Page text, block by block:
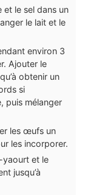
et le sel dans un
le lait et le
environ 3
Ajouter le
obtenir un
si
puis mélanger
les œufs un
les incorporer.
yaourt et le
jusqu’à